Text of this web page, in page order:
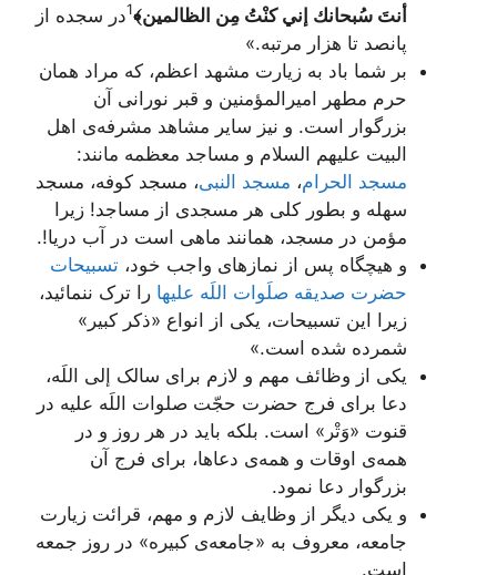
أنتَ سُبحانك إني كنْتُ مِن الظالمين﴾1در سجده از
پانصد تا هزار مرتبه.»
بر شما باد به زیارت مشهد اعظم، که مراد همان
حرم مطهر امیرالمؤمنین و قبر نورانی آن
بزرگوار است. و نیز سایر مشاهد مشرفه‌ی اهل
البیت علیهم السلام و مساجد معظمه مانند:
مسجد الحرام، مسجد النبی، مسجد کوفه، مسجد
سهله و بطور کلی هر مسجدی از مساجد! زیرا
مؤمن در مسجد، همانند ماهی است در آب دریا!.
و هیچگاه پس از نمازهای واجب خود، تسبیحات
حضرت صدیقه صلَوات اللَه علیها را ترک ننمائید،
زیرا این تسبیحات، یکی از انواع «ذکر کبیر»
شمرده شده است.»
یکی از وظائف مهم و لازم برای سالک إلی اللَه،
دعا برای فرج حضرت حجّت صلوات اللَه علیه در
قنوت «وَتْر» است. بلکه باید در هر روز و در
همه‌ی اوقات و همه‌ی دعاها، برای فرج آن
بزرگوار دعا نمود.
و یکی دیگر از وظایف لازم و مهم، قرائت زیارت
جامعه، معروف به «جامعه‌ی کبیره» در روز جمعه
است.